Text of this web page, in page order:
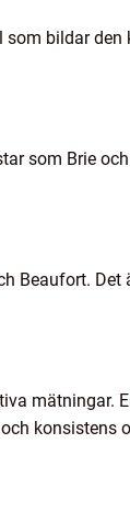
bildar
som Brie
Beaufort.
mätningar.
konsistens